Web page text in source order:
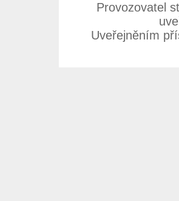
Provozovatel
Uveřejněním